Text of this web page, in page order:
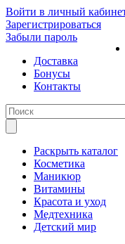
Войти в личный
Зарегистрироваться
Забыли пароль
Доставка
Бонусы
Контакты
Раскрыть каталог
Косметика
Маникюр
Витамины
Красота и уход
Медтехника
Детский мир